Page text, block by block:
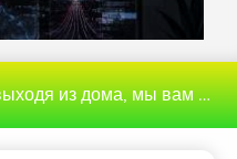
мы вам поможем с этим разобраться